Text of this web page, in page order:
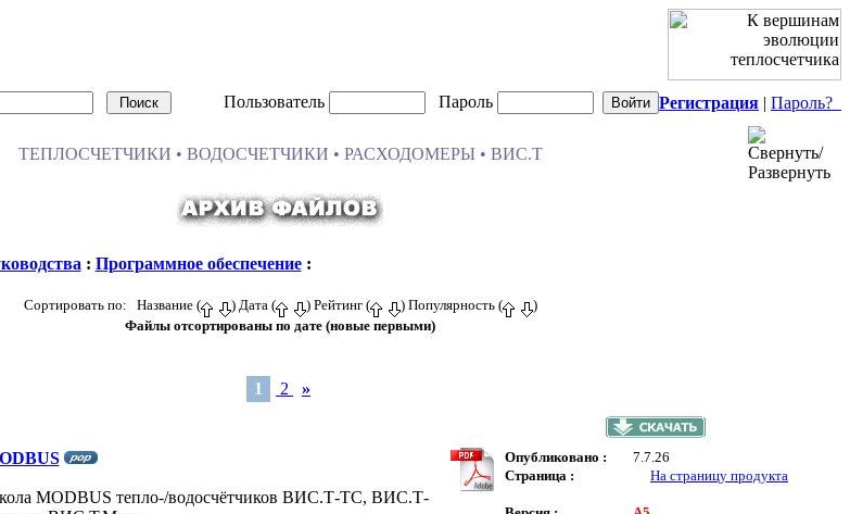
Пользователь Пароль Регистрация | Пароль?
ТЕПЛОСЧЕТЧИКИ • ВОДОСЧЕТЧИКИ • РАСХОДОМЕРЫ • ВИС.Т
: Программное обеспечение:
Сортировать по: Название ( ) Дата ( ) Рейтинг ( ) Популярность (
)
Файлы отсортированы по дате (новые первыми)
1 2 »
MODBUS тепло-/водосчётчиков ВИС.Т-ТС, ВИС.Т-
Опубликовано :
7.7.26
Страница :
На страницу продукта